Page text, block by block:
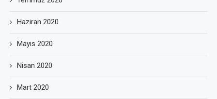
Haziran 2020
Mayıs 2020
Nisan 2020
Mart 2020